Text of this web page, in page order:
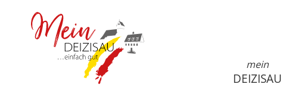
mein
DEIZISAU